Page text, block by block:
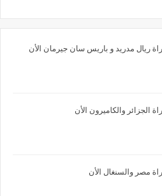
ريال مدريد و باريس سان جيرمان الأن
الجزائر والكاميرون الأن
مصر والسنغال الأن